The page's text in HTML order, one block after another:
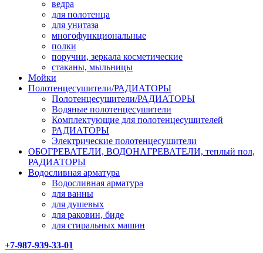
ведра
для полотенца
для унитаза
многофункциональные
полки
поручни, зеркала косметические
стаканы, мыльницы
Мойки
Полотенцесушители/РАДИАТОРЫ
Полотенцесушители/РАДИАТОРЫ
Водяные полотенцесушители
Комплектующие для полотенцесушителей
РАДИАТОРЫ
Электрические полотенцесушители
ОБОГРЕВАТЕЛИ, ВОДОНАГРЕВАТЕЛИ, теплый пол,
РАДИАТОРЫ
Водосливная арматура
Водосливная арматура
для ванны
для душевых
для раковин, биде
для стиральных машин
+7-987-939-33-01